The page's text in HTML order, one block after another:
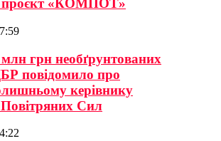
проєкт «КОМПОТ»
грн необґрунтованих
повідомило про
керівнику
Повітряних Сил